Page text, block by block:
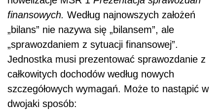
finansowych. Według najnowszych założeń
„bilans” nie nazywa się „bilansem”, ale
„sprawozdaniem z sytuacji finansowej”.
Jednostka musi prezentować sprawozdanie z
całkowitych dochodów według nowych
szczegółowych wymagań. Może to nastąpić w
dwojaki sposób: